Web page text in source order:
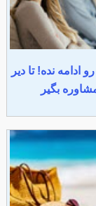
ادامه نده! تا دیر
بگیر